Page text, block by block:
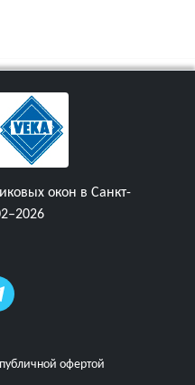
окон в Санкт-
офертой